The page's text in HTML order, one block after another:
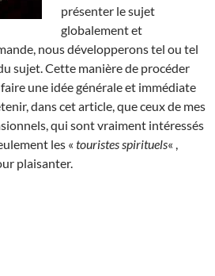
présenter le sujet
globalement et
nous développerons tel ou tel
sujet. Cette manière de procéder
une idée générale et immédiate
dans cet article, que ceux de mes
qui sont vraiment intéressés
les « touristes spirituels« ,
plaisanter.